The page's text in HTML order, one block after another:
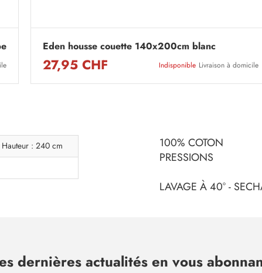
Eden housse couette 140x200cm blanc
27,95 CHF Indisponible Livraison à domicile
: 240 cm
100% COTON
PRESSIONS
LAVAGE À 40° -
dernières actualités en vous